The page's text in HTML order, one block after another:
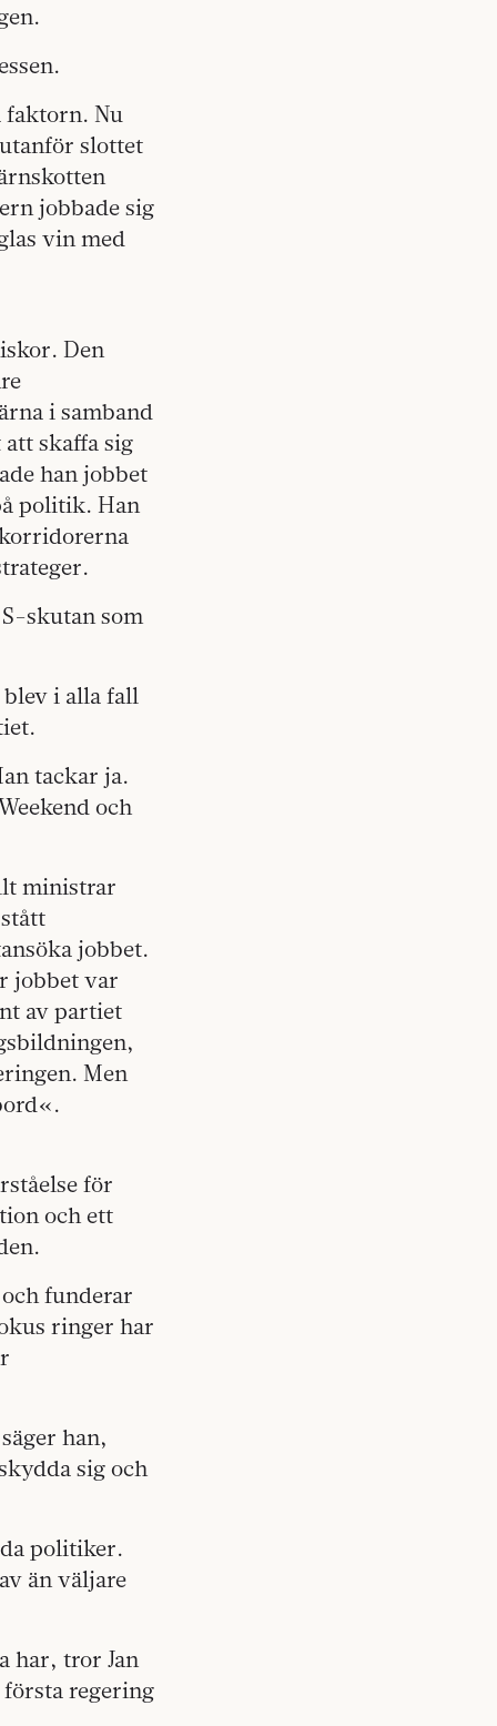
faktorn. Nu
slottet
jobbade sig
vin med
Den
i samband
skaffa sig
han jobbet
politik. Han
skutan som
i alla fall
tackar ja.
och
ministrar
jobbet.
jobbet var
av partiet
Men
för
och ett
funderar
ringer har
han,
sig och
politiker.
än väljare
har, tror Jan
regering